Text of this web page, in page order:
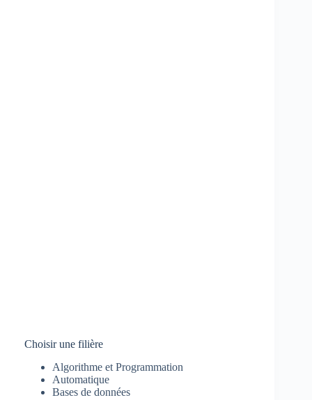
Choisir une filière
Algorithme et Programmation
Automatique
Bases de données